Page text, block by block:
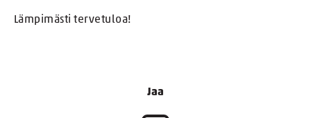
Lämpimästi tervetuloa!
Jaa